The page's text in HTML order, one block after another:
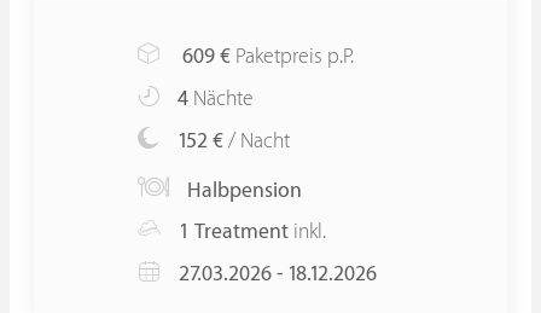
609 € Paketpreis p.P.
4 Nächte
152 € / Nacht
Halbpension
1 Treatment inkl.
27.03.2026 - 18.12.2026